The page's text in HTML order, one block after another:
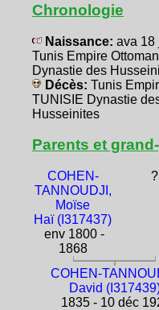
Chronologie
Naissance: ava 18
Tunis Empire
Dynastie des
Décès: Tunis
TUNISIE Dynastie
Husseinites
Parents et
COHEN-
TANNOUDJI,
Moïse
Haï (I317437)
env 1800 -
1868
?
COHEN-
David
1835 - 10 déc